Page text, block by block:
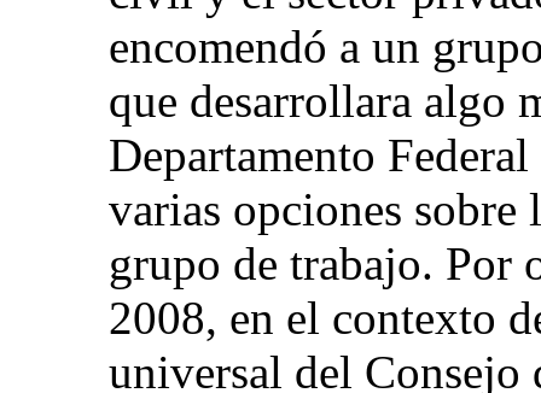
encomendó a un
que desarrollara algo
Departamento
varias opciones sobre
grupo de trabajo. Por
2008, en el contexto
universal del Consejo